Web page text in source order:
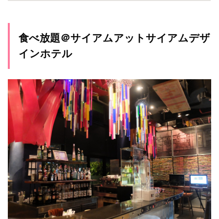
食べ放題＠サイアムアットサイアムデザ
インホテル